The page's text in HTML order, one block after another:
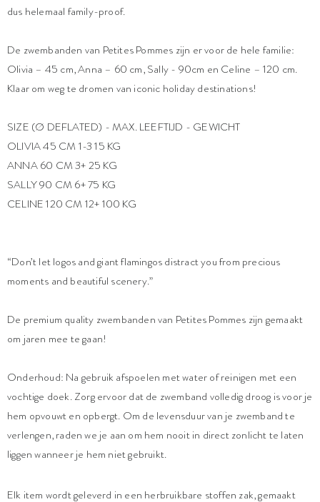
dus helemaal family-proof.
De zwembanden van Petites Pommes zijn er voor de hele familie:
Olivia – 45 cm, Anna – 60 cm, Sally - 90cm en Celine – 120 cm.
Klaar om weg te dromen van iconic holiday destinations!
SIZE (Ø DEFLATED) - MAX. LEEFTIJD - GEWICHT
OLIVIA 45 CM 1-3 15 KG
ANNA 60 CM 3+ 25 KG
SALLY 90 CM 6+ 75 KG
CELINE 120 CM 12+ 100 KG
“Don’t let logos and giant flamingos distract you from precious
moments and beautiful scenery.”
De premium quality zwembanden van Petites Pommes zijn gemaakt
om jaren mee te gaan!
Onderhoud: Na gebruik afspoelen met water of reinigen met een
vochtige doek. Zorg ervoor dat de zwemband volledig droog is voor je
hem opvouwt en opbergt. Om de levensduur van je zwemband te
verlengen, raden we je aan om hem nooit in direct zonlicht te laten
liggen wanneer je hem niet gebruikt.
Elk item wordt geleverd in een herbruikbare stoffen zak, gemaakt